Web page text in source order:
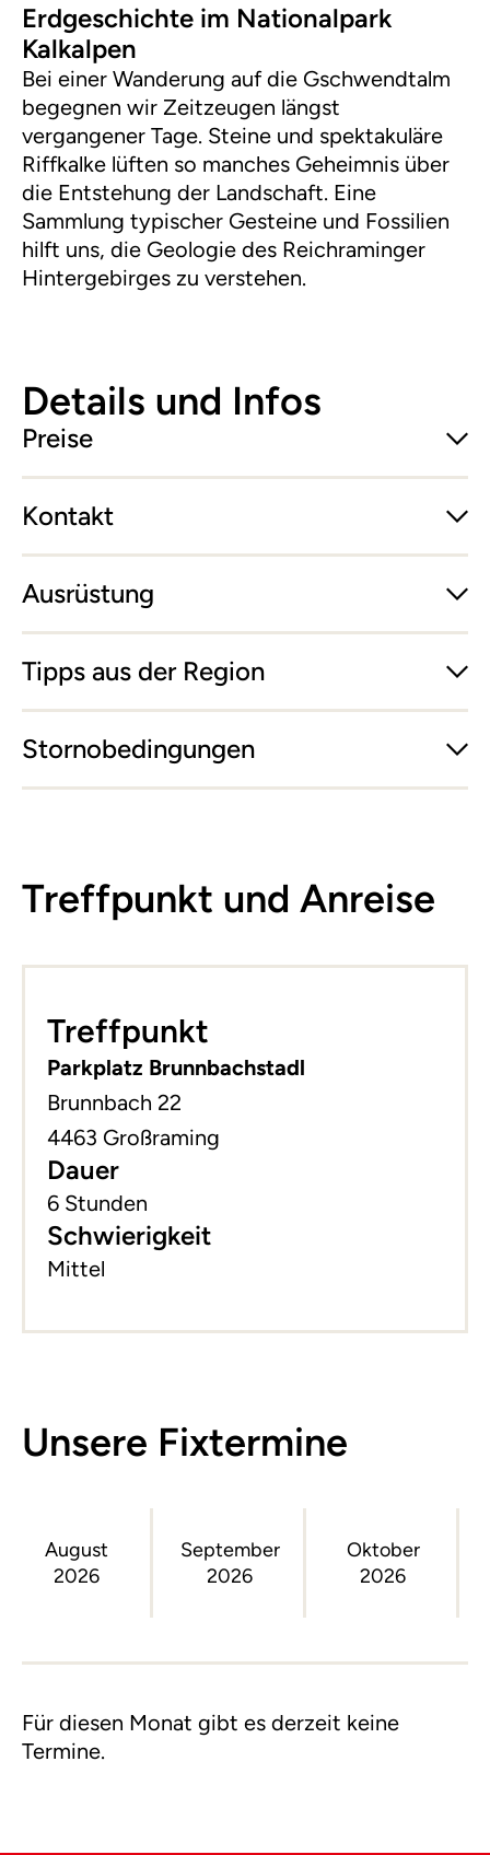
Erdgeschichte im Nationalpark
Kalkalpen
Bei einer Wanderung auf die Gschwendtalm
begegnen wir Zeitzeugen längst
vergangener Tage. Steine und spektakuläre
Riffkalke lüften so manches Geheimnis über
die Entstehung der Landschaft. Eine
Sammlung typischer Gesteine und Fossilien
hilft uns, die Geologie des Reichraminger
Hintergebirges zu verstehen.
Details und Infos
Preise
Kontakt
Ausrüstung
Tipps aus der Region
Stornobedingungen
Treffpunkt und Anreise
−
Treffpunkt
Parkplatz Brunnbachstadl
Brunnbach 22
4463 Großraming
Dauer
6 Stunden
Schwierigkeit
Mittel
Unsere Fixtermine
August
2026
September
2026
Oktober
2026
Für diesen Monat gibt es derzeit keine
Termine.